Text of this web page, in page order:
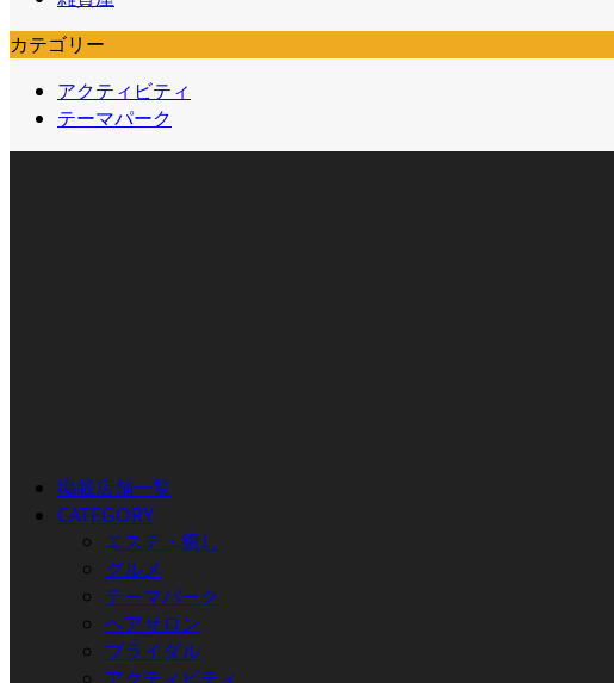
カテゴリー
アクティビティ
テーマパーク
掲載店舗一覧
CATEGORY
エステ・癒し
グルメ
テーマパーク
ヘアサロン
ブライダル